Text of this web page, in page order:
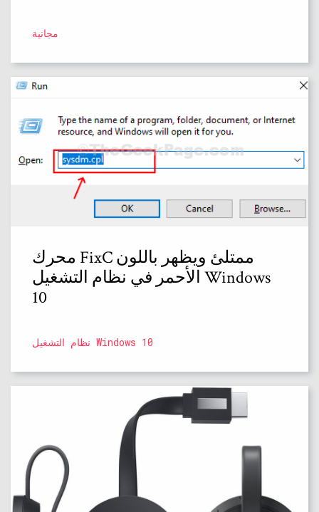
مجانية
محرك FixC ممتلئ ويظهر باللون
الأحمر في نظام التشغيل Windows
10
نظام التشغيل Windows 10